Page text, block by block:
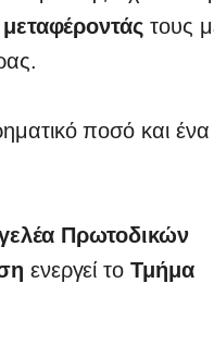
μεταφέροντάς τους
ποσό και ένα
Πρωτοδικών
ενεργεί τοΤμήμα